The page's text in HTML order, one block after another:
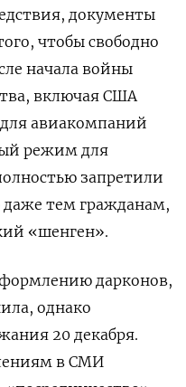
документы
чтобы свободно
начала войны
включая США
авиакомпаний
режим для
запретили
тем гражданам,
«шенген».
дарконов,
однако
20 декабря.
в СМИ